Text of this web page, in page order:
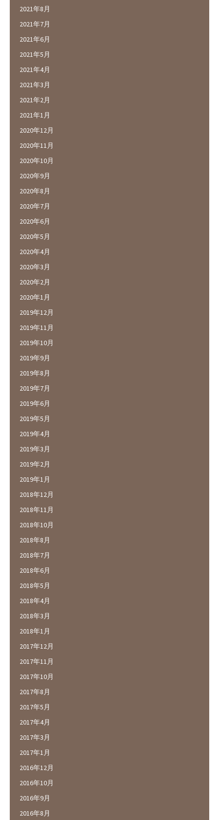
2021年8月
2021年7月
2021年6月
2021年5月
2021年4月
2021年3月
2021年2月
2021年1月
2020年12月
2020年11月
2020年10月
2020年9月
2020年8月
2020年7月
2020年6月
2020年5月
2020年4月
2020年3月
2020年2月
2020年1月
2019年12月
2019年11月
2019年10月
2019年9月
2019年8月
2019年7月
2019年6月
2019年5月
2019年4月
2019年3月
2019年2月
2019年1月
2018年12月
2018年11月
2018年10月
2018年8月
2018年7月
2018年6月
2018年5月
2018年4月
2018年3月
2018年1月
2017年12月
2017年11月
2017年10月
2017年8月
2017年5月
2017年4月
2017年3月
2017年1月
2016年12月
2016年10月
2016年9月
2016年8月